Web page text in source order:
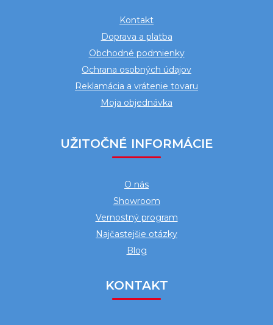
Kontakt
Doprava a platba
Obchodné podmienky
Ochrana osobných údajov
Reklamácia a vrátenie tovaru
Moja objednávka
UŽITOČNÉ INFORMÁCIE
O nás
Showroom
Vernostný program
Najčastejšie otázky
Blog
KONTAKT